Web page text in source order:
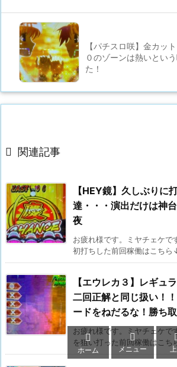
【パチスロ咲】金カッ
０のゾーンは熱いとい
た！
 関連記事
【HEY鏡】久しぶりに
達・・・演出だけは神
夜
お疲れ様です。ミヤチェケで
初打ちした前回稼働はこち
【エウレカ３】レギュ
二回正解と同じ扱い！
ードをねだるな！勝ち取
お疲れ様です。ミヤチェケで
を狙い打った前回稼働はこ

ホーム

メニュー